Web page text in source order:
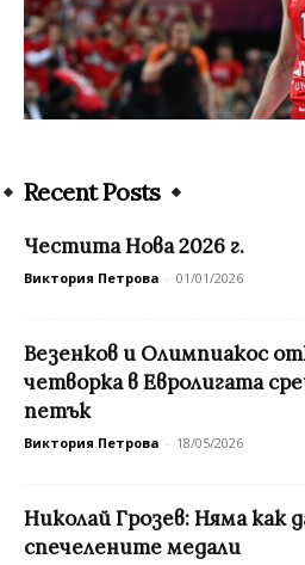
Recent Posts
Честита Нова 2026 г.
Виктория Петрова - 01/01/2026
Везенков и Олимпиакос
четворка в Евролигата
петък
Виктория Петрова - 18/05/2026
Николай Грозев: Няма как
спечелените медали